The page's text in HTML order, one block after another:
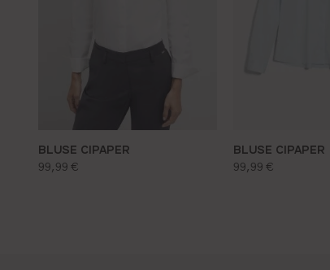
BLUSE CIPAPER
regulärer preis:
99,99 €
BLUSE CIPAPER
regulärer preis:
99,99 €